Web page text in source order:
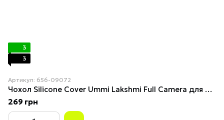
3
3
Артикул: 656-09072
Чохол Silicone Cover Ummi Lakshmi Full Camera для Xiaomi 15 Dark green
269 грн